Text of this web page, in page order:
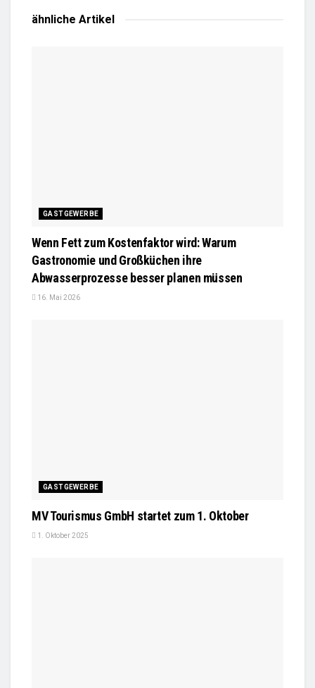
ähnliche Artikel
GASTGEWERBE
Wenn Fett zum Kostenfaktor wird: Warum
Gastronomie und Großküchen ihre
Abwasserprozesse besser planen müssen
16. Mai 2026
GASTGEWERBE
MV Tourismus GmbH startet zum 1. Oktober
1. Oktober 2025